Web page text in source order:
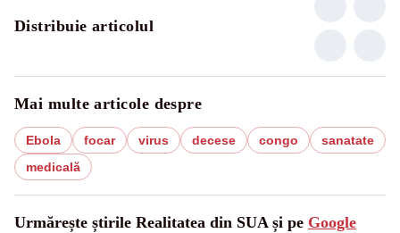
Distribuie articolul
Mai multe articole despre
Ebola focar virus decese congo
sanatate
medicală
Urmărește știrile Realitatea din SUA și pe Google